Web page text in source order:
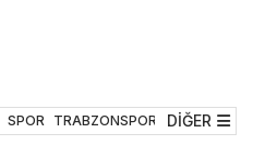
SPOR TRABZONSPOR TEKNOLOJİ
DİĞER